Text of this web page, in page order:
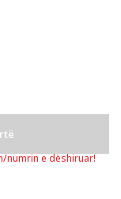
numrin e dëshiruar!